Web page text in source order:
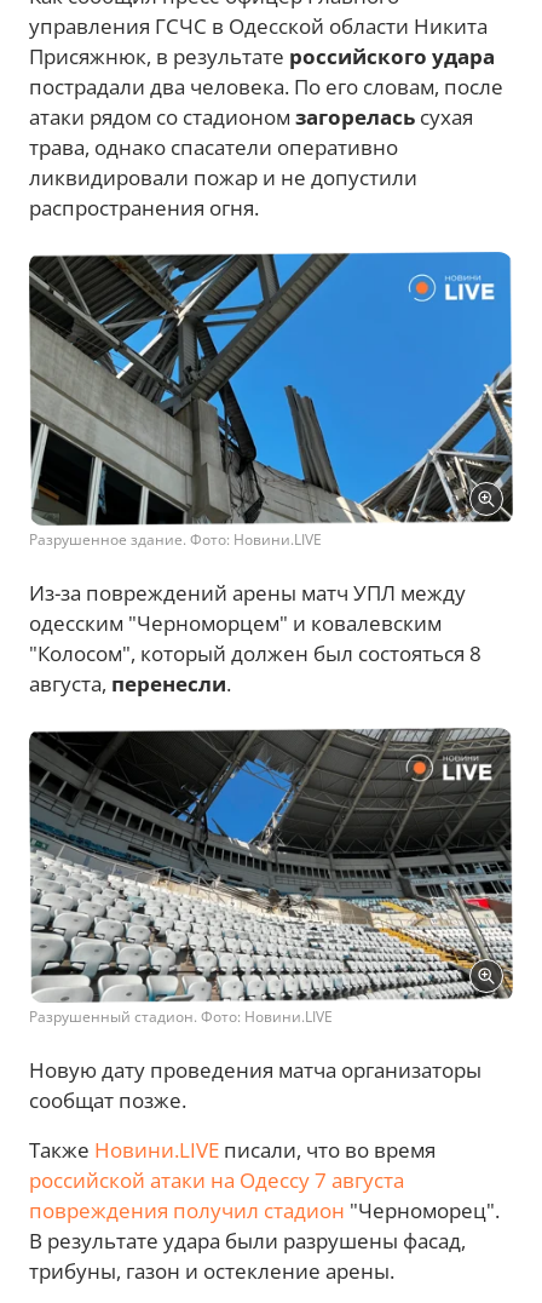
управления ГСЧС в Одесской области Никита
Присяжнюк, в результате российского удара
пострадали два человека. По его словам, после
атаки рядом со стадионом загорелась сухая
трава, однако спасатели оперативно
ликвидировали пожар и не допустили
распространения огня.
Разрушенное здание. Фото: Новини.LIVE
Из-за повреждений арены матч УПЛ между
одесским "Черноморцем" и ковалевским
"Колосом", который должен был состояться 8
августа, перенесли.
Разрушенный стадион. Фото: Новини.LIVE
Новую дату проведения матча организаторы
сообщат позже.
Также Новини.LIVE писали, что во время
российской атаки на Одессу 7 августа
повреждения получил стадион "Черноморец".
В результате удара были разрушены фасад,
трибуны, газон и остекление арены.